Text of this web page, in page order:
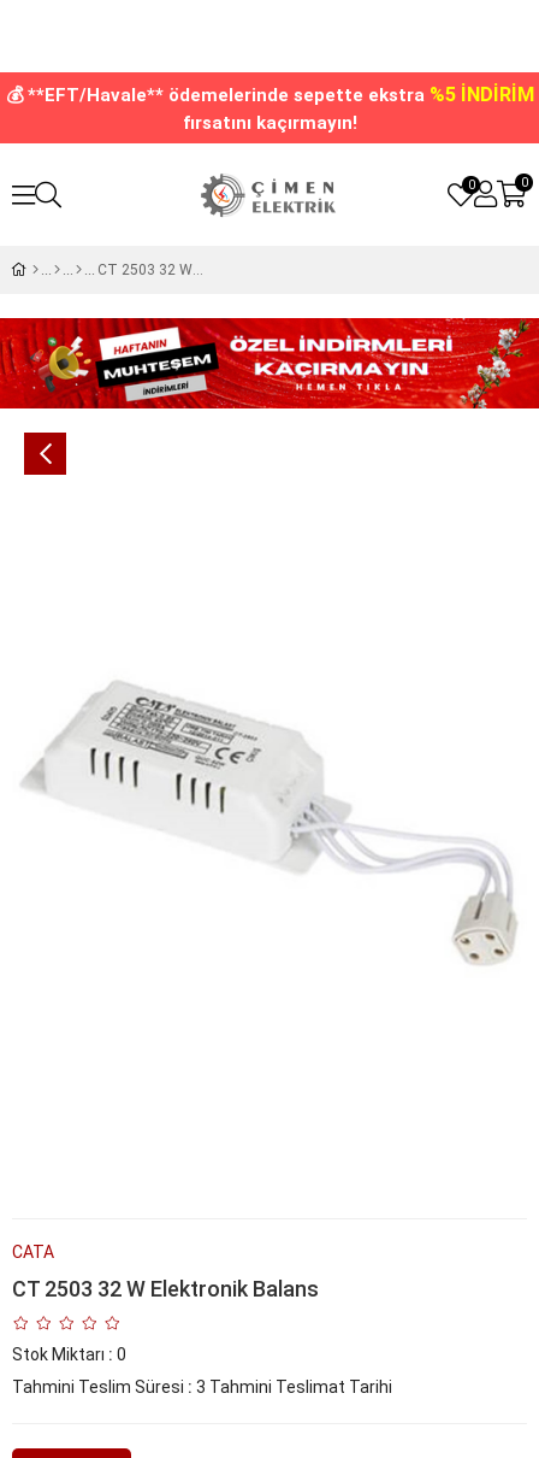
💰 **EFT/Havale** ödemelerinde sepette ekstra %5 İNDİRİM
fırsatını kaçırmayın!
0
0
CT 2503 32 W Elektronik Balans
CATA
CT 2503 32 W Elektronik Balans
Stok Miktarı : 0
Tahmini Teslim Süresi : 3 Tahmini Teslimat Tarihi